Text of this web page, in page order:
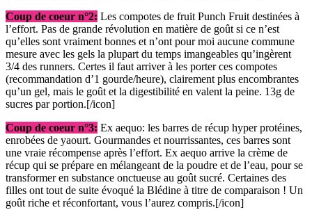
Coup de coeur n°2: Les compotes de fruit Punch Fruit destinées à
l’effort. Pas de grande révolution en matière de goût si ce n’est
qu’elles sont vraiment bonnes et n’ont pour moi aucune commune
mesure avec les gels la plupart du temps imangeables qu’ingèrent
3/4 des runners. Certes il faut arriver à les porter ces compotes
(recommandation d’1 gourde/heure), clairement plus encombrantes
qu’un gel, mais le goût et la digestibilité en valent la peine. 13g de
sucres par portion.[/icon]
Coup de coeur n°3: Ex aequo: les barres de récup hyper protéines,
enrobées de yaourt. Gourmandes et nourrissantes, ces barres sont
une vraie récompense après l’effort. Ex aequo arrive la crème de
récup qui se prépare en mélangeant de la poudre et de l’eau, pour se
transformer en substance onctueuse au goût sucré. Certaines des
filles ont tout de suite évoqué la Blédine à titre de comparaison ! Un
goût riche et réconfortant, vous l’aurez compris.[/icon]